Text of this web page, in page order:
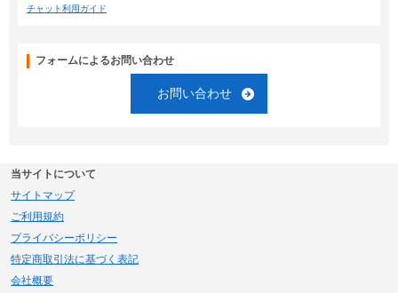
チャット利用ガイド
フォームによるお問い合わせ
お問い合わせ
当サイトについて
サイトマップ
ご利用規約
プライバシーポリシー
特定商取引法に基づく表記
会社概要